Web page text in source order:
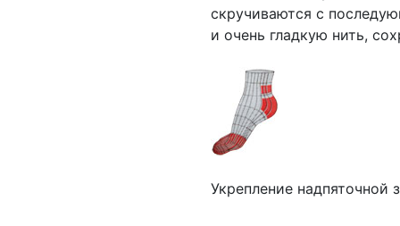
скручиваются с
и очень гладкую нить,
Укрепление надпяточной